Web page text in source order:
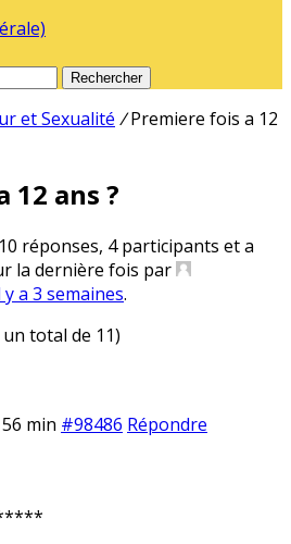
Rechercher
et Sexualité / Premiere fois a 12
12 ans ?
réponses, 4 participants et a
la dernière fois par
y a 3 semaines.
total de 11)
min #98486 Répondre